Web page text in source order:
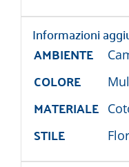
Informazioni
AMBIENTE
COLORE
MATERIALE
STILE